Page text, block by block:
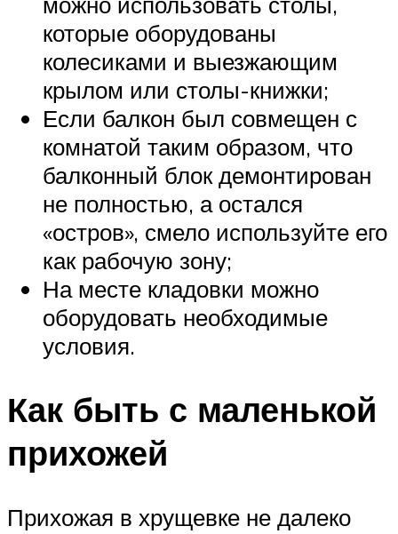
которые оборудованы
колесиками и выезжающим
крылом или столы-книжки;
Если балкон был совмещен с
комнатой таким образом, что
балконный блок демонтирован
не полностью, а остался
«остров», смело используйте его
как рабочую зону;
На месте кладовки можно
оборудовать необходимые
условия.
Как быть с маленькой
прихожей
Прихожая в хрущевке не далеко